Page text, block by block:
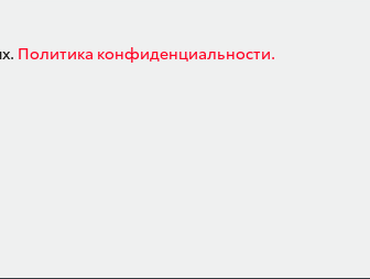
Политика конфиденциальности.